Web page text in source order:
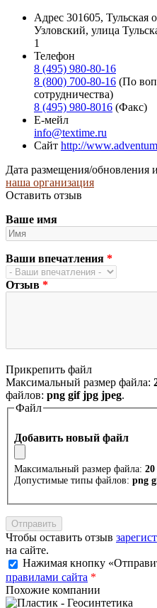
Адрес 301605, Тульская
Узловский, улица
1
Телефон
8 (495) 980-80-16
8 (800) 700-80-16 (По
сотрудничества)
8 (495) 980-8016 (Факс)
Е-мейл
info@textime.ru
Сайт http://
Дата размещения/обновления
наша организация
Оставить отзыв
Ваше имя
Ваши впечатления *
Отзыв *
Прикрепить файл
Максимальный размер файла:
файлов: png gif jpg jpeg.
Файл
Добавить новый файл
Максимальный размер файла:
Допустимые типы файлов: png
Чтобы оставить отзыв
на сайте.
Нажимая кнопку
правилами сайта *
Похожие компании